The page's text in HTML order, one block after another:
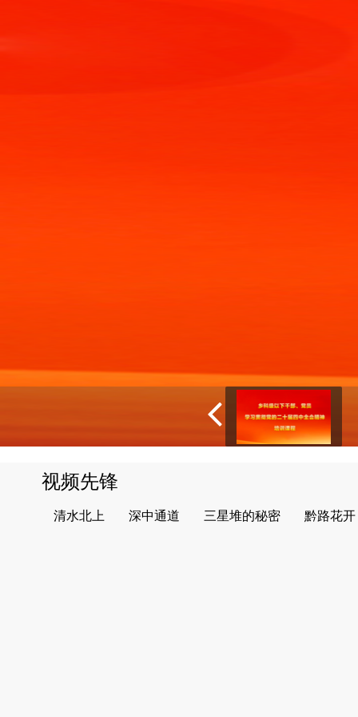
视频先锋
清水北上 深中通道 三星堆的秘密 黔路花开